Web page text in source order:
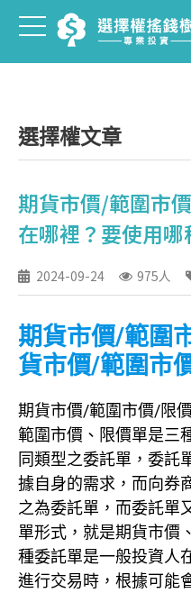
選擇權文章
期貨市價/範圍市
在哪裡？要使用哪
2024-09-24 975人
期貨市價/範圍
貨市價/範圍市
期貨市價/範圍市價/限
範圍市價、限價單是三
同類型之委託單，委託
據自身的需求，而向券
之為委託單，而委託單
單形式，就是期貨市價
種委託單是一般投資人
進行交易時，根據可能